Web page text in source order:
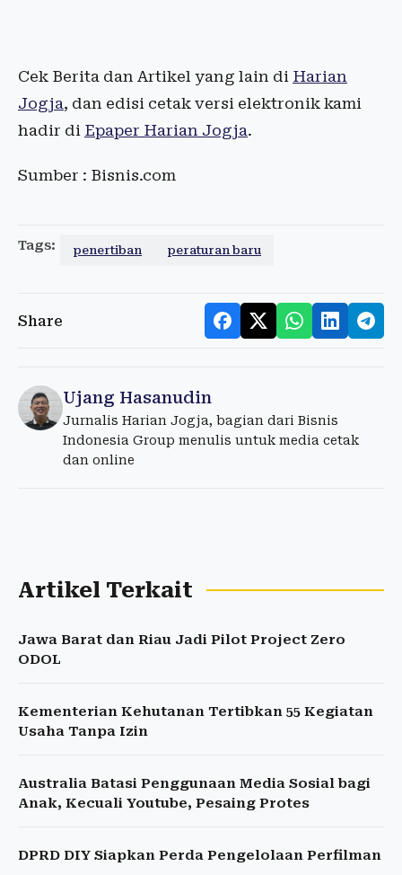
Cek Berita dan Artikel yang lain di Harian
Jogja, dan edisi cetak versi elektronik kami
hadir di Epaper Harian Jogja.
Sumber : Bisnis.com
Tags: penertiban peraturan baru
Share
Ujang Hasanudin
Jurnalis Harian Jogja, bagian dari Bisnis
Indonesia Group menulis untuk media cetak
dan online
Artikel Terkait
Jawa Barat dan Riau Jadi Pilot Project Zero
ODOL
Kementerian Kehutanan Tertibkan 55 Kegiatan
Usaha Tanpa Izin
Australia Batasi Penggunaan Media Sosial bagi
Anak, Kecuali Youtube, Pesaing Protes
DPRD DIY Siapkan Perda Pengelolaan Perfilman